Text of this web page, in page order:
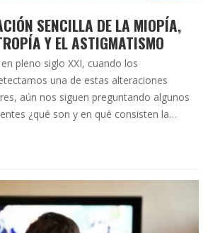
SENCILLA DE LA MIOPÍA,
Y EL ASTIGMATISMO
pleno siglo XXI, cuando los
una de estas alteraciones
aún nos siguen preguntando algunos
¿qué son y en qué consisten la
de una forma básica y sencilla: Entre